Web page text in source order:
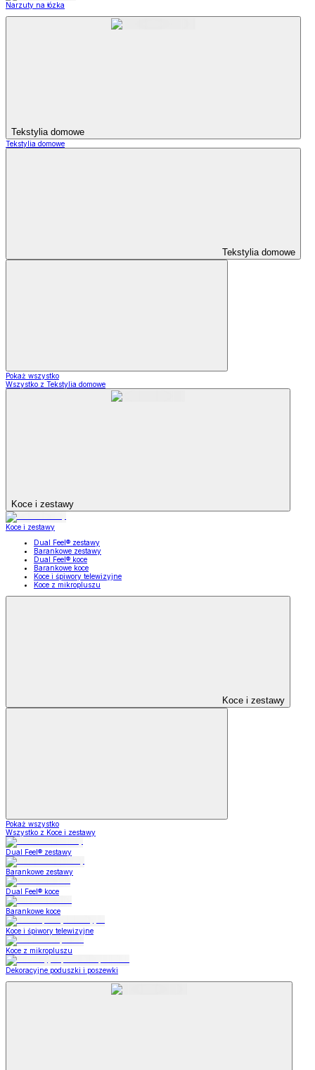
Narzuty na łózka
Tekstylia domowe
Tekstylia domowe
Tekstylia domowe
Pokaż wszystko
Wszystko z Tekstylia domowe
Koce i zestawy
Koce i zestawy
Dual Feel® zestawy
Barankowe zestawy
Dual Feel® koce
Barankowe koce
Koce i śpiwory telewizyjne
Koce z mikropluszu
Koce i zestawy
Pokaż wszystko
Wszystko z Koce i zestawy
Dual Feel® zestawy
Barankowe zestawy
Dual Feel® koce
Barankowe koce
Koce i śpiwory telewizyjne
Koce z mikropluszu
Dekoracyjne poduszki i poszewki